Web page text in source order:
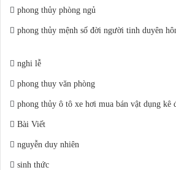
phong thủy phòng ngủ
phong thủy mệnh số đời người tinh duyên
nghi lễ
phong thuy văn phòng
phong thủy ô tô xe hơi mua bán vật dụng kê
Bài Viết
nguyễn duy nhiên
sinh thức